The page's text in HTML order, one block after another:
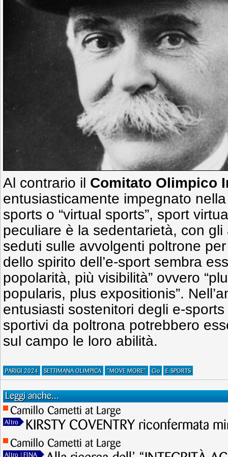
Al contrario il Comitato Olimpico
entusiasticamente impegnato
sports o “virtual sports”, sport
peculiare è la sedentarietà, con
seduti sulle avvolgenti poltrone
dello spirito dell’e-sport sembra
popolarità, più visibilità” ovvero
popularis, plus expositionis”.
entusiasti sostenitori degli e-
sportivi da poltrona potrebbero
sul campo le loro abilità.
PARIGI 2024 SETTIMANA OLIMPICA "MOVE MORE" Cio E-SPORTS
Leggi anche...
Camillo Cametti at Large
Altro KIRSTY COVENTRY riconfermata
Camillo Cametti at Large
Altro | FINA